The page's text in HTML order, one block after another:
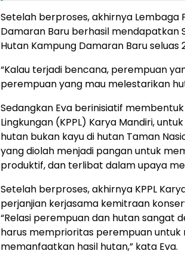
Setelah berproses, akhirnya Lembaga
Damaran Baru berhasil mendapatkan
Hutan Kampung Damaran Baru seluas
“Kalau terjadi bencana, perempuan
perempuan yang mau melestarikan
Sedangkan Eva berinisiatif
Lingkungan (KPPL) Karya Mandiri,
hutan bukan kayu di hutan Taman
yang diolah menjadi pangan untuk
produktif, dan terlibat dalam upaya
Setelah berproses, akhirnya KPPL
perjanjian kerjasama kemitraan
“Relasi perempuan dan hutan sangat
harus memprioritas perempuan untuk
memanfaatkan hasil hutan,” kata Eva.